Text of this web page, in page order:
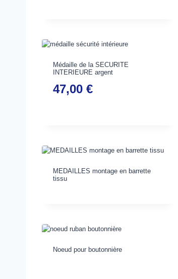
Médaille de la SECURITE
INTERIEURE argent
47,00€
MEDAILLES montage en barrette
tissu
Noeud pour boutonnière